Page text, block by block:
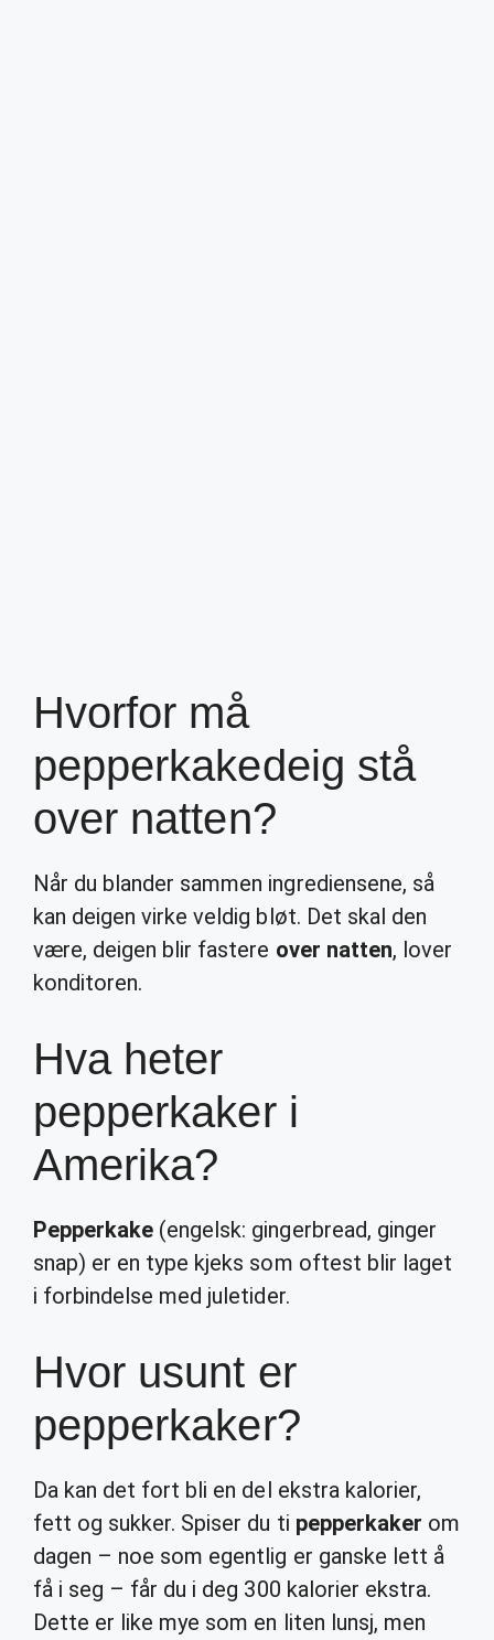
Hvorfor må
pepperkakedeig stå
over natten?
Når du blander sammen ingrediensene, så
kan deigen virke veldig bløt. Det skal den
være, deigen blir fastere over natten, lover
konditoren.
Hva heter
pepperkaker i
Amerika?
Pepperkake (engelsk: gingerbread, ginger
snap) er en type kjeks som oftest blir laget
i forbindelse med juletider.
Hvor usunt er
pepperkaker?
Da kan det fort bli en del ekstra kalorier,
fett og sukker. Spiser du ti pepperkaker om
dagen – noe som egentlig er ganske lett å
få i seg – får du i deg 300 kalorier ekstra.
Dette er like mye som en liten lunsj, men